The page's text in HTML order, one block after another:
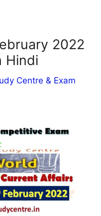
2022
Hindi
Centre & Exam